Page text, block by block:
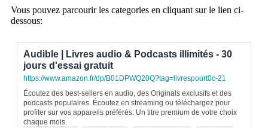
Vous pouvez parcourir les categories en cliquant sur le lien ci-
dessous:
Audible | Livres audio & Podcasts illimités - 30
jours d'essai gratuit
https://www.amazon.fr/dp/B01DPWQ20Q?tag=livrespourt0c-21
Écoutez des best-sellers en audio, des Originals exclusifs et des
podcasts populaires. Écoutez en streaming ou téléchargez pour
profiter sur vos appareils préférés. Un titre premium de votre choix
chaque mois.